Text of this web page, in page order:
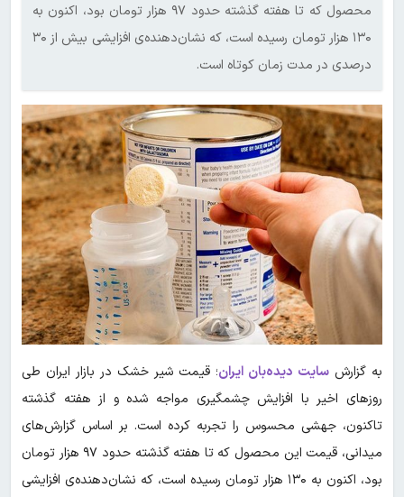
محصول که تا هفته گذشته حدود ۹۷ هزار تومان بود، اکنون به
۱۳۰ هزار تومان رسیده است، که نشان‌دهنده‌ی افزایشی بیش از ۳۰
درصدی در مدت زمان کوتاه است.
به گزارش سایت دیده‌بان ایران؛ قیمت شیر خشک در بازار ایران طی
روزهای اخیر با افزایش چشمگیری مواجه شده و از هفته گذشته
تاکنون، جهشی محسوس را تجربه کرده است. بر اساس گزارش‌های
میدانی، قیمت این محصول که تا هفته گذشته حدود ۹۷ هزار تومان
بود، اکنون به ۱۳۰ هزار تومان رسیده است، که نشان‌دهنده‌ی افزایشی